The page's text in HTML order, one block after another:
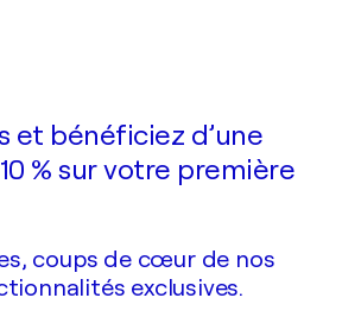
et bénéficiez d’une
% sur votre première
coups de cœur de nos
exclusives.